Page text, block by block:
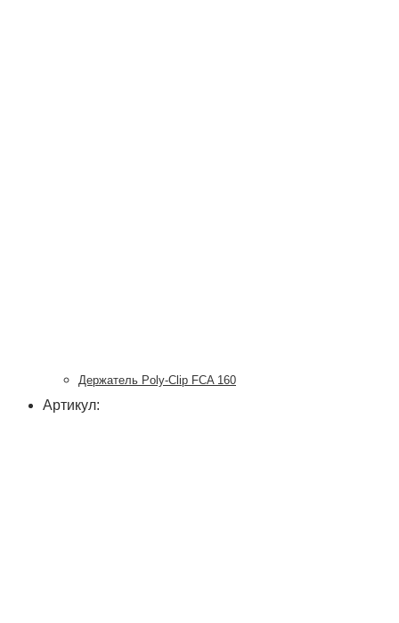
Держатель Poly-Clip FCA 160
Артикул: